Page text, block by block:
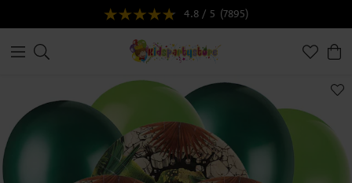
4.8 / 5 (7895)